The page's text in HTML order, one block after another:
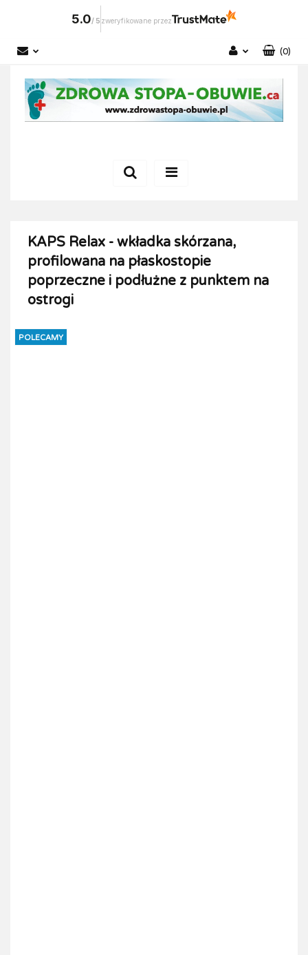
5.0/ 5 zweryfikowane przez
Zarejestruj się
Dodaj zgłoszenie
(0)
KAPS Relax - wkładka skórzana,
profilowana na płaskostopie
poprzeczne i podłużne z punktem na
ostrogi
POLECAMY